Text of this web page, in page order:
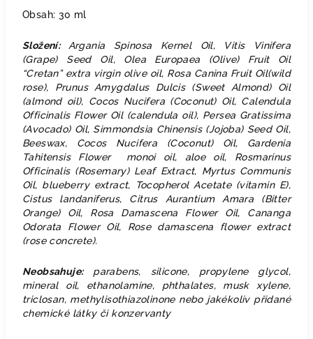
Obsah: 30 ml
Složení: Argania Spinosa Kernel Oil, Vitis Vinifera
(Grape) Seed Oil, Olea Europaea (Olive) Fruit Oil
“Cretan” extra virgin olive oil, Rosa Canina Fruit Oil(wild
rose), Prunus Amygdalus Dulcis (Sweet Almond) Oil
(almond oil), Cocos Nucifera (Coconut) Oil, Calendula
Officinalis Flower Oil (calendula oil), Persea Gratissima
(Avocado) Oil, Simmondsia Chinensis (Jojoba) Seed Oil,
Beeswax, Cocos Nucifera (Coconut) Oil, Gardenia
Tahitensis Flower monoi oil, aloe oil, Rosmarinus
Officinalis (Rosemary) Leaf Extract, Myrtus Communis
Oil, blueberry extract, Tocopherol Acetate (vitamin E),
Cistus landaniferus, Citrus Aurantium Amara (Bitter
Orange) Oil, Rosa Damascena Flower Oil, Cananga
Odorata Flower Oil, Rose damascena flower extract
(rose concrete).
Neobsahuje:parabens, silicone, propylene glycol,
mineral oil, ethanolamine, phthalates, musk xylene,
triclosan, methylisothiazolinone nebo jakékoliv přidané
chemické látky či konzervanty